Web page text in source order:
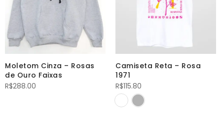
Moletom Cinza – Rosas
de Ouro Faixas
R$288.00
Camiseta Reta – Rosa
1971
R$115.80